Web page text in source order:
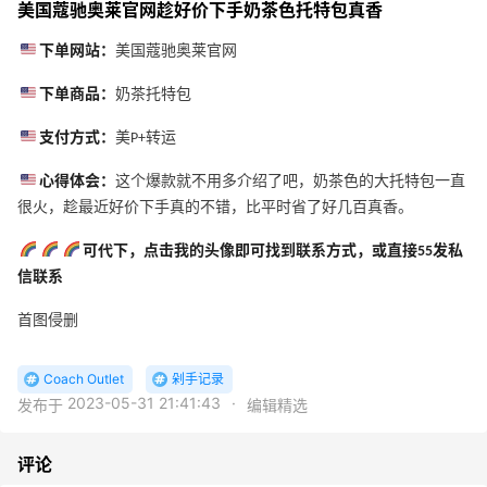
美国蔻驰奥莱官网趁好价下手奶茶色托特包真香
下单网站： 美国蔻驰奥莱官网
下单商品： 奶茶托特包
支付方式： 美P+转运
心得体会： 这个爆款就不用多介绍了吧，奶茶色的大托特包一直
很火，趁最近好价下手真的不错，比平时省了好几百真香。
可代下，点击我的头像即可找到联系方式，或直接55发私
信联系
首图侵删
Coach Outlet 剁手记录
发布于 2023-05-31 21:41:43 · 编辑精选
评论